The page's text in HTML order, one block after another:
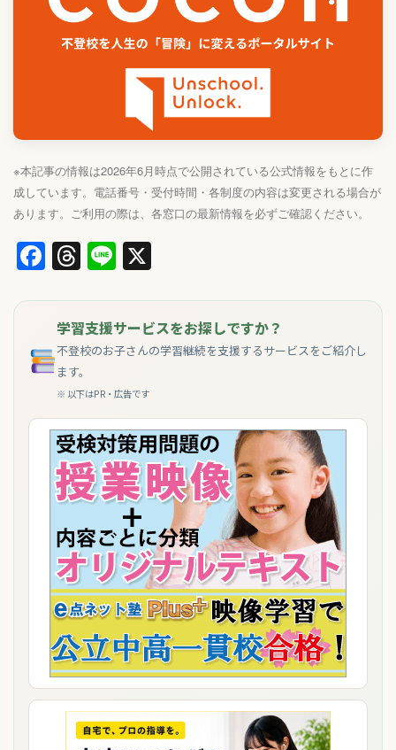
※本記事の情報は2026年6月時点で公開されている公式情報をもとに作
成しています。電話番号・受付時間・各制度の内容は変更される場合が
あります。ご利用の際は、各窓口の最新情報を必ずご確認ください。
Facebook
Threads
Line
学習支援サービスをお探しですか？
不登校のお子さんの学習継続を支援するサービスをご紹介し
ます。
※ 以下はPR・広告です